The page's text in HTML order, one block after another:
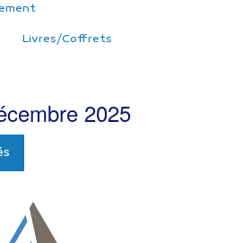
Livres/Coffrets
2025